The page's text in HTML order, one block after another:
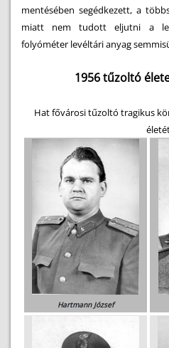
mentésében segédkezett, a
miatt nem tudott eljutni a
folyóméter levéltári anyag
1956 tűzoltó
Hat fővárosi tűzoltó tragikus
Hartmann József